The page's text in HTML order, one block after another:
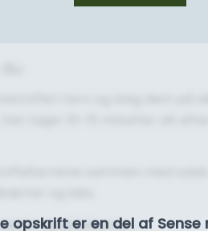
opskrift er en del af
pesto og pinjekerner.